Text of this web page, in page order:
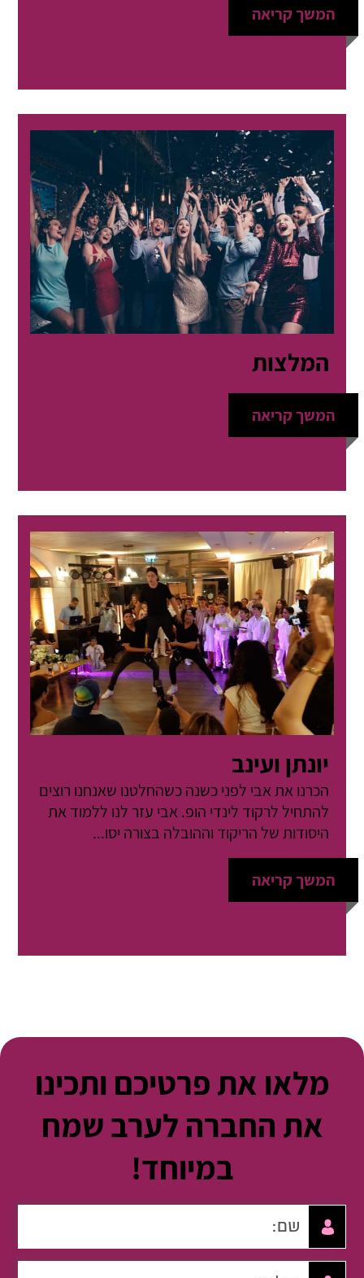
המשך קריאה
המלצות
המשך קריאה
יונתן ועינב
הכרנו את אבי לפני כשנה כשהחלטנו שאנחנו רוצים
להתחיל לרקוד לינדי הופ. אבי עזר לנו ללמוד את
היסודות של הריקוד וההובלה בצורה יסו...
המשך קריאה
מלאו את פרטיכם ותכינו
את החברה לערב שמח
במיוחד!